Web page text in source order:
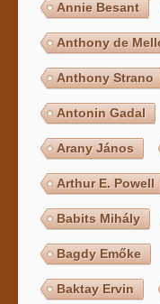
Annie Besant
Anthony de
Anthony Strano
Antonin Gadal
Arany János
Arthur E. Powell
Babits Mihály
Bagdy Emőke
Baktay Ervin